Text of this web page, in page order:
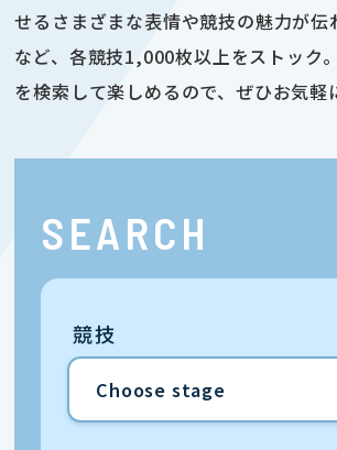
せるさまざまな表情や競技の魅力が伝
など、各競技1,000枚以上をストック
を検索して楽しめるので、ぜひお気軽
SEARCH
競技